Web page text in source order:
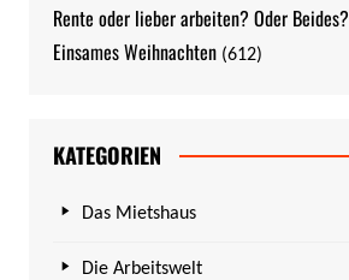
Rente oder lieber arbeiten? Oder Beides?
Einsames Weihnachten (612)
KATEGORIEN
Das Mietshaus
Die Arbeitswelt